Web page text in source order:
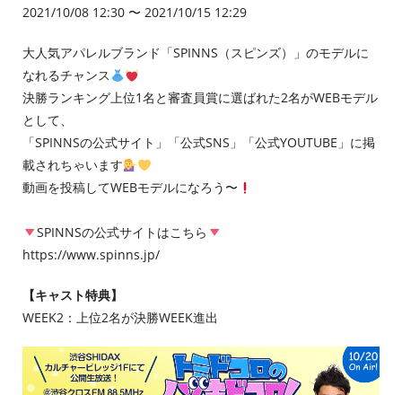
2021/10/08 12:30 〜 2021/10/15 12:29
大人気アパレルブランド「SPINNS（スピンズ）」のモデルに
なれるチャンス
決勝ランキング上位1名と審査員賞に選ばれた2名がWEBモデル
として、
「SPINNSの公式サイト」「公式SNS」「公式YOUTUBE」に掲
載されちゃいます
動画を投稿してWEBモデルになろう〜
SPINNSの公式サイトはこちら
https://www.spinns.jp/
【キャスト特典】
WEEK2：上位2名が決勝WEEK進出